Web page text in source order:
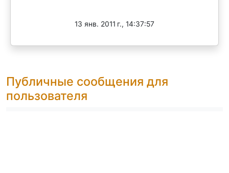
13 янв. 2011 г., 14:37:57
Публичные сообщения для
пользователя